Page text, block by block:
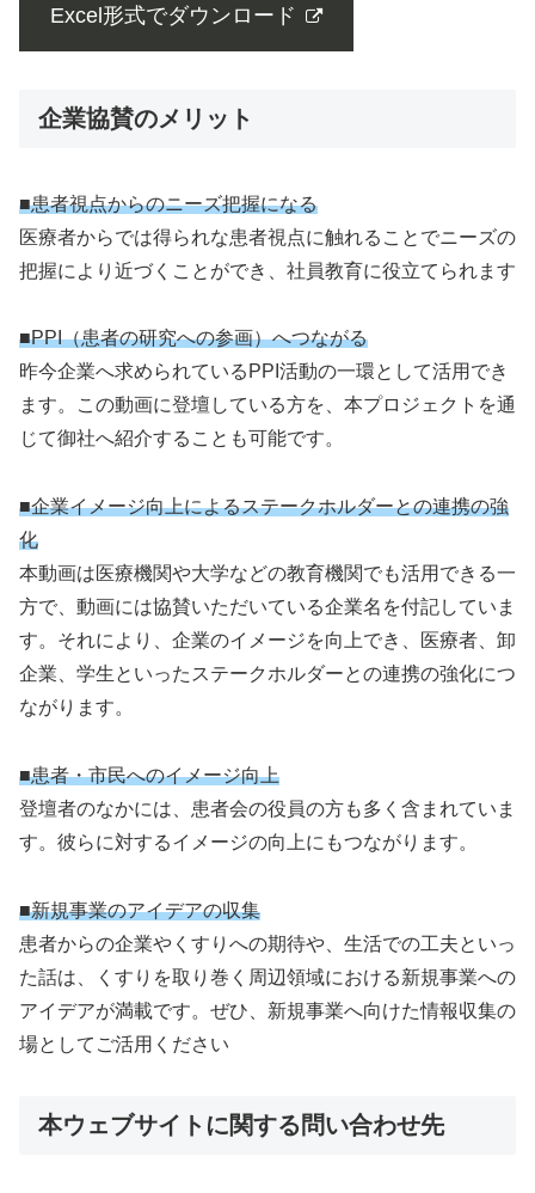
Excel形式でダウンロード
企業協賛のメリット
■患者視点からのニーズ把握になる
医療者からでは得られな患者視点に触れることでニーズの
把握により近づくことができ、社員教育に役立てられます
■PPI（患者の研究への参画）へつながる
昨今企業へ求められているPPI活動の一環として活用でき
ます。この動画に登壇している方を、本プロジェクトを通
じて御社へ紹介することも可能です。
■企業イメージ向上によるステークホルダーとの連携の強
化
本動画は医療機関や大学などの教育機関でも活用できる一
方で、動画には協賛いただいている企業名を付記していま
す。それにより、企業のイメージを向上でき、医療者、卸
企業、学生といったステークホルダーとの連携の強化につ
ながります。
■患者・市民へのイメージ向上
登壇者のなかには、患者会の役員の方も多く含まれていま
す。彼らに対するイメージの向上にもつながります。
■新規事業のアイデアの収集
患者からの企業やくすりへの期待や、生活での工夫といっ
た話は、くすりを取り巻く周辺領域における新規事業への
アイデアが満載です。ぜひ、新規事業へ向けた情報収集の
場としてご活用ください
本ウェブサイトに関する問い合わせ先